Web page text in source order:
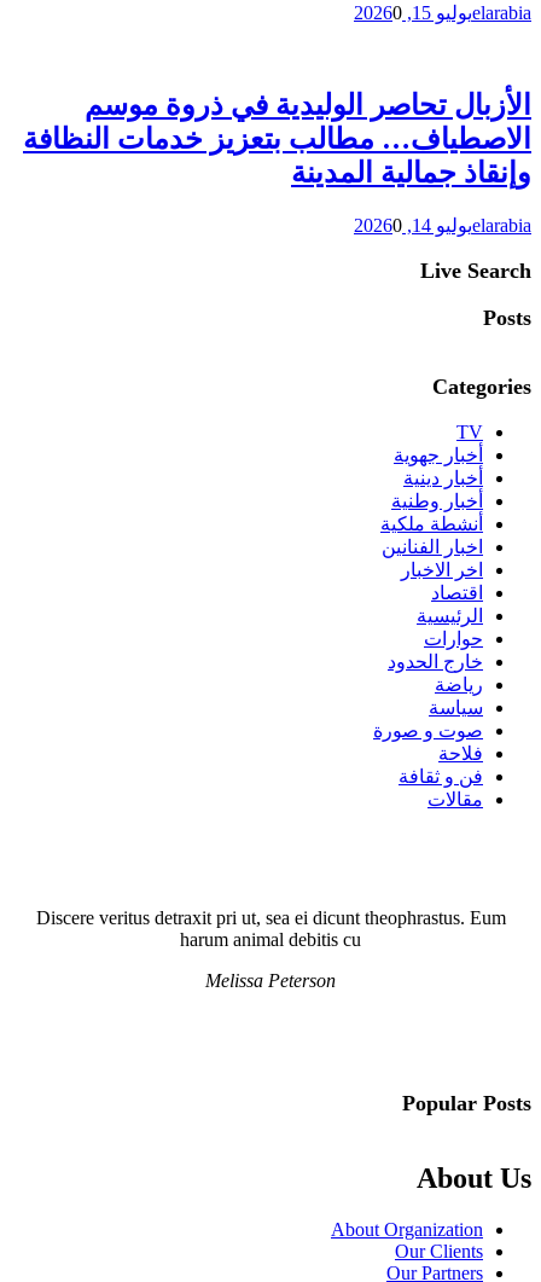
elarabiaيوليو 15, 2026 0
الأزبال تحاصر الوليدية في ذروة موسم
الاصطياف… مطالب بتعزيز خدمات النظافة
وإنقاذ جمالية المدينة
elarabiaيوليو 14, 2026 0
Live Search
Posts
Categories
TV
أخبار جهوية
أخبار دينية
أخبار وطنية
أنشطة ملكية
اخبار الفنانين
اخر الاخبار
اقتصاد
الرئيسية
حوارات
خارج الحدود
رياضة
سياسة
صوت و صورة
فلاحة
فن و ثقافة
مقالات
Discere veritus detraxit pri ut, sea ei dicunt theophrastus. Eum
harum animal debitis cu
Melissa Peterson
Popular Posts
About Us
About Organization
Our Clients
Our Partners